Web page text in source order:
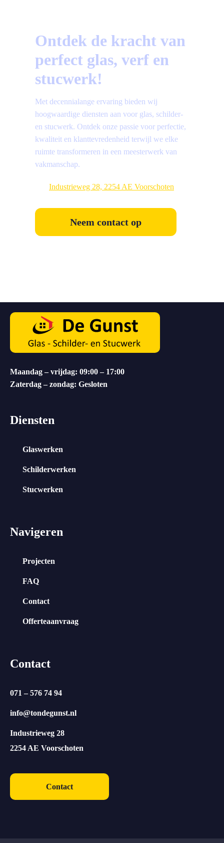
Ontdek de kracht van
perfect glas, verf en
stucwerk!
Met decennialange ervaring bieden wij
hoogwaardige diensten aan voor glas, schilder-
en stucwerk. Ontdek onze passie voor perfectie,
kwaliteit en klanttevredenheid terwijl we elke
ruimte transformeren in een meesterwerk van
vakmanschap.
Industrieweg 28, 2254 AE Voorschoten
Neem contact op
Maandag – vrijdag: 09:00 – 17:00
Zaterdag – zondag: Gesloten
Diensten
Glaswerken
Schilderwerken
Stucwerken
Navigeren
Projecten
FAQ
Contact
Offerteaanvraag
Contact
071 – 576 74 94
info@tondegunst.nl
Industrieweg 28
2254 AE Voorschoten
Contact